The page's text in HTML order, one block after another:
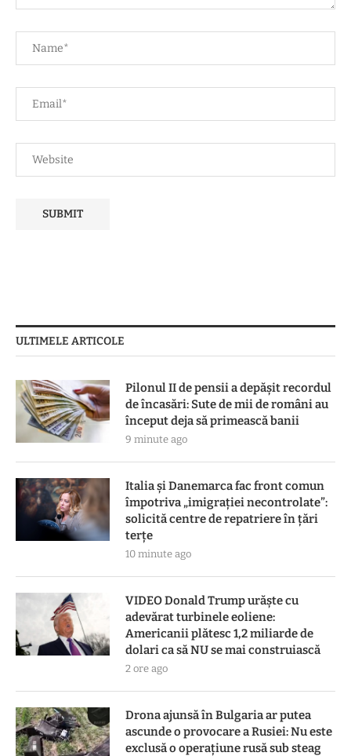
ULTIMELE ARTICOLE
Pilonul II de pensii a depășit recordul
de încasări: Sute de mii de români au
început deja să primească banii
9 minute ago
Italia și Danemarca fac front comun
împotriva „imigrației necontrolate”:
solicită centre de repatriere în ţări
terţe
10 minute ago
VIDEO Donald Trump urăște cu
adevărat turbinele eoliene:
Americanii plătesc 1,2 miliarde de
dolari ca să NU se mai construiască
2 ore ago
Drona ajunsă în Bulgaria ar putea
ascunde o provocare a Rusiei: Nu este
exclusă o operațiune rusă sub steag